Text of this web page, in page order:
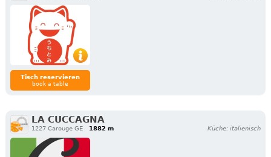
Tisch reservieren
book a table
LA CUCCAGNA
1227 Carouge GE 1882 m Küche: italienisch